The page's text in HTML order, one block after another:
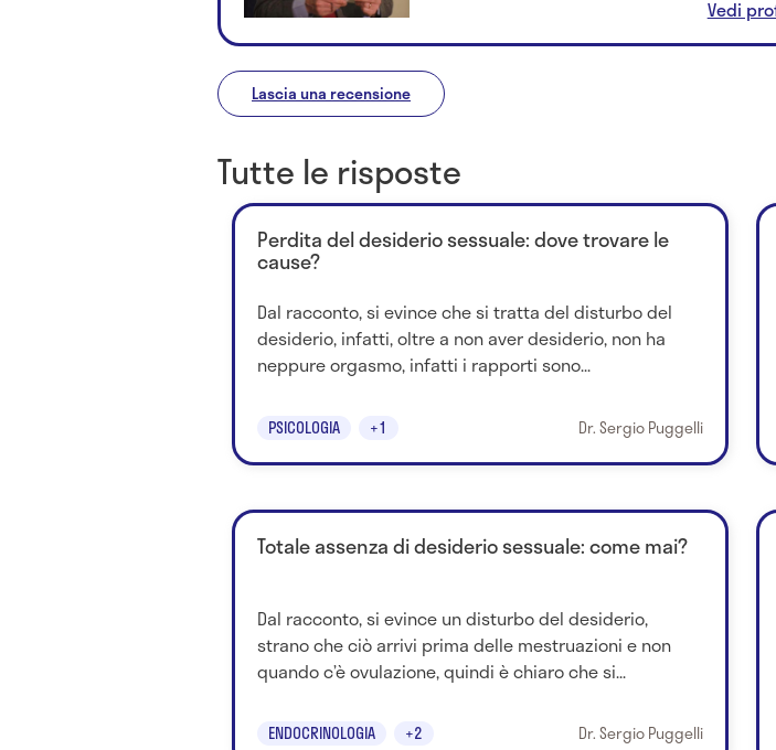
Vedi
Lascia una recensione
Tutte le risposte
Perdita del desiderio sessuale: dove trovare le
cause?
Dal racconto, si evince che si tratta del disturbo del
desiderio, infatti, oltre a non aver desiderio, non ha
neppure orgasmo, infatti i rapporti sono...
PSICOLOGIA +1 Dr. Sergio Puggelli
Totale assenza di desiderio sessuale: come mai?
Dal racconto, si evince un disturbo del desiderio,
strano che ciò arrivi prima delle mestruazioni e non
quando c’è ovulazione, quindi è chiaro che si...
ENDOCRINOLOGIA +2 Dr. Sergio Puggelli